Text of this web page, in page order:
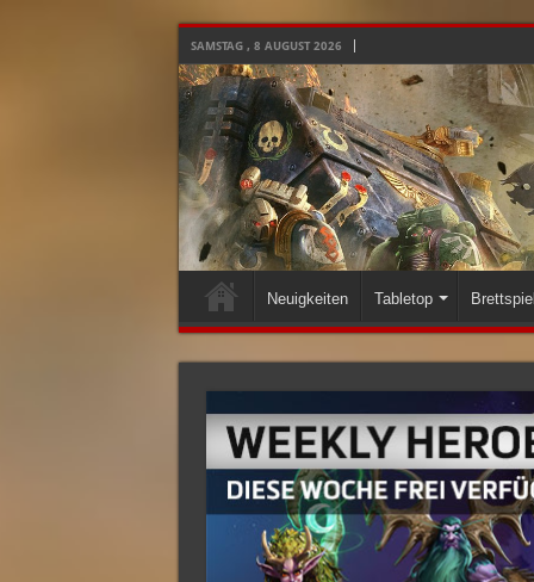
SAMSTAG , 8 AUGUST 2026
Neuigkeiten Tabletop